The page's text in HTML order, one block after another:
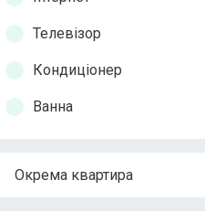
Телевізор
Кондиціонер
Ванна
Окрема квартира